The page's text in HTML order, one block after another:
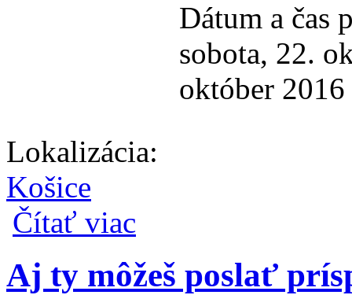
Dátum a čas
sobota, 22.
október
Lokalizácia:
Košice
Čítať viac
Aj ty môžeš poslať